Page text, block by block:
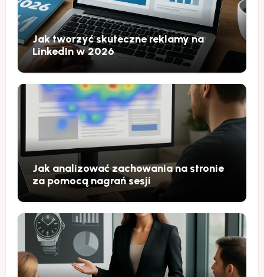
Jak tworzyć skuteczne reklamy na
LinkedIn w 2026
Jak analizować zachowania na stronie
za pomocą nagrań sesji